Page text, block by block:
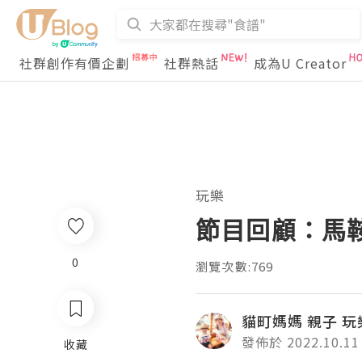
社群創作有價企劃 社群熱話 成為U Creator
0
收藏
玩樂
節目回顧：馬
瀏覽次數:769
貓町媽媽 親子
發佈於 2022.10.11